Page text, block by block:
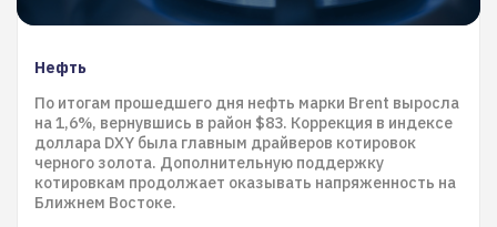
Нефть
По итогам прошедшего дня нефть марки Brent выросла
на 1,6%, вернувшись в район $83. Коррекция в индексе
доллара DXY была главным драйверов котировок
черного золота. Дополнительную поддержку
котировкам продолжает оказывать напряженность на
Ближнем Востоке.